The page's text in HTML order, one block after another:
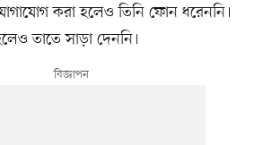
করা হলেও তিনি ফোন ধরেননি।
তাতে সাড়া দেননি।